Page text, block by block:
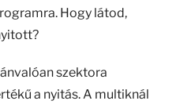
Hogy látod,
szektora
a nyitás. A multiknál